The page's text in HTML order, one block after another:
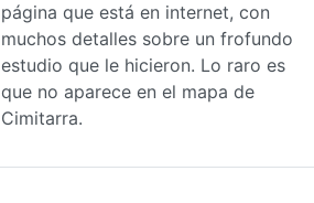
página que está en internet, con
muchos detalles sobre un frofundo
estudio que le hicieron. Lo raro es
que no aparece en el mapa de
Cimitarra.